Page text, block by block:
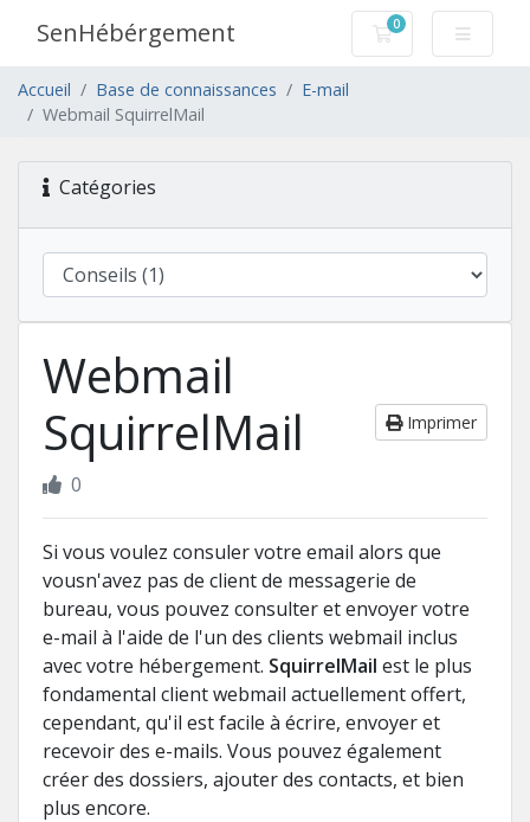
SenHébérgement 0
Votre panier
Accueil Base de connaissances
E-mail
Webmail SquirrelMail
Catégories
Webmail
SquirrelMail
Imprimer
0
Si vous voulez consulervotre email alors que
vousn'avez pas de client de messagerie de
bureau, vous pouvez consulteretenvoyervotre
e-mail à l'aide de l'un des clients webmail inclus
avec votre hébergement. SquirrelMail est le plus
fondamental client webmail actuellement offert,
cependant, qu'il est facile à écrire, envoyer et
recevoir des e-mails. Vous pouvez également
créer des dossiers, ajouter des contacts, et bien
plus encore.